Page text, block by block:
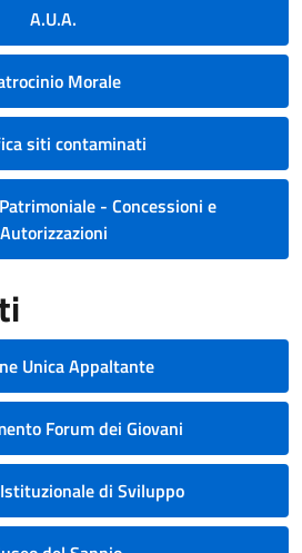
A.U.A.
Morale
siti contaminati
- Concessioni e
Autorizzazioni
Unica Appaltante
Forum dei Giovani
di Sviluppo